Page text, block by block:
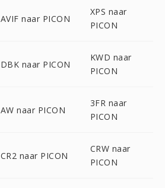
AVIF naar PICON
XPS naar
PICON
DBK naar PICON
KWD naar
PICON
AW naar PICON
3FR naar
PICON
CR2 naar PICON
CRW naar
PICON